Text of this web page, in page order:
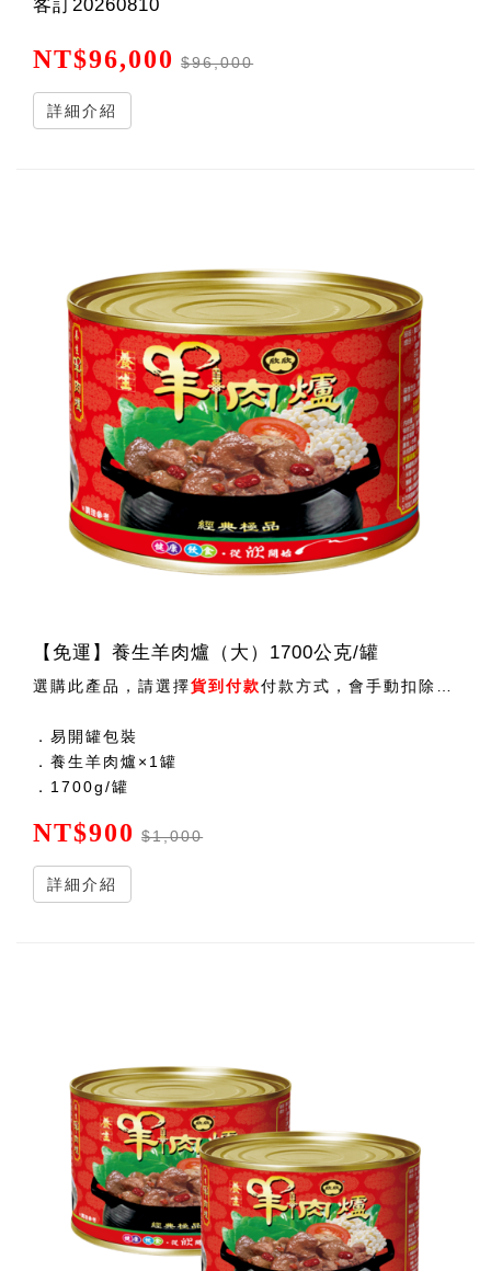
客訂20260810
NT$96,000 $96,000
詳細介紹
【免運】養生羊肉爐（大）1700公克/罐
選購此產品，請選擇貨到付款付款方式，會手動扣除運費後出貨 ！
．易開罐包裝
．養生羊肉爐×1罐
．1700g/罐
NT$900 $1,000
詳細介紹